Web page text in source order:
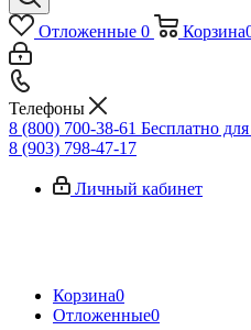
Отложенные 0 Корзина
Телефоны
8 (800) 700-38-61 Бесплатно
8 (903) 798-47-17
Личный кабинет
Корзина0
Отложенные0